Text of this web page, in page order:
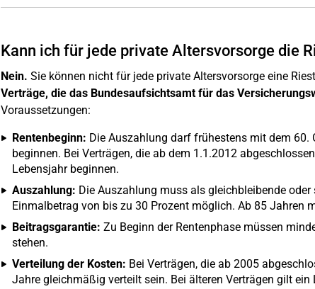
Kann ich für jede private Altersvorsorge die
Nein. Sie können nicht für jede private Altersvorsorge eine
Verträge, die das Bundesaufsichtsamt für das
Voraussetzungen:
Rentenbeginn: Die Auszahlung darf frühestens mit dem 60.
beginnen. Bei Verträgen, die ab dem 1.1.2012
Lebensjahr beginnen.
Auszahlung: Die Auszahlung muss als gleichbleibende
Einmalbetrag von bis zu 30 Prozent möglich. Ab 85 Jahren
Beitragsgarantie: Zu Beginn der Rentenphase müssen
stehen.
Verteilung der Kosten: Bei Verträgen, die ab 2005
Jahre gleichmäßig verteilt sein. Bei älteren Verträgen gilt